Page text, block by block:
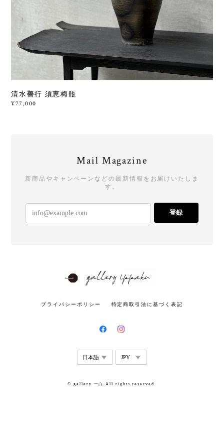
清水善行 須恵梅瓶
¥77,000
Mail Magazine
新商品やキャンペーンなどの最新情報をお届けいたしま
す。
登録
プライバシーポリシー 特定商取引法に基づく表記
© gallery 一白 All rights reserved.